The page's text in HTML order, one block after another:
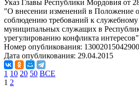
Указ Главы Республики Мордовия от
"О внесении изменений в Положение
соблюдению требований к
муниципальных служащих в
урегулированию конфликта интересов"
Номер опубликования:
Дата опубликования: 29.04.2015
1 10 20 50 ВСЕ
1 2